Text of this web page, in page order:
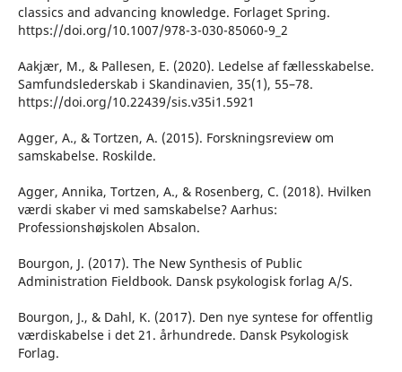
classics and advancing knowledge. Forlaget Spring.
https://doi.org/10.1007/978-3-030-85060-9_2
Aakjær, M., & Pallesen, E. (2020). Ledelse af fællesskabelse.
Samfundslederskab i Skandinavien, 35(1), 55–78.
https://doi.org/10.22439/sis.v35i1.5921
Agger, A., & Tortzen, A. (2015). Forskningsreview om
samskabelse. Roskilde.
Agger, Annika, Tortzen, A., & Rosenberg, C. (2018). Hvilken
værdi skaber vi med samskabelse? Aarhus:
Professionshøjskolen Absalon.
Bourgon, J. (2017). The New Synthesis of Public
Administration Fieldbook. Dansk psykologisk forlag A/S.
Bourgon, J., & Dahl, K. (2017). Den nye syntese for offentlig
værdiskabelse i det 21. århundrede. Dansk Psykologisk
Forlag.